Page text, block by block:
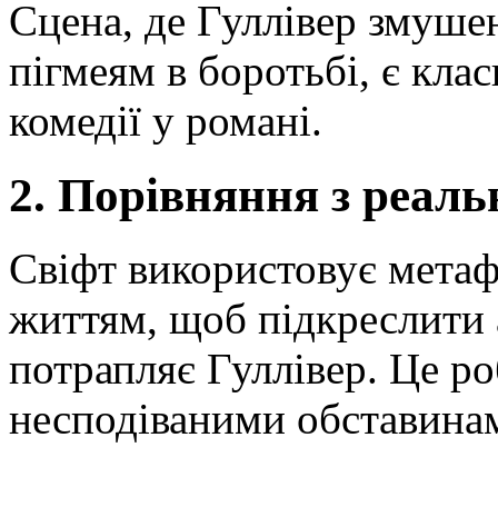
Сцена, де Гуллівер
пігмеям в боротьбі, є
комедії у романі.
2. Порівняння з
Свіфт використовує
життям, щоб підкреслити
потрапляє Гуллівер. Це
несподіваними